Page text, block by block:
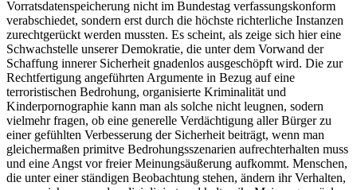
Vorratsdatenspeicherung nicht im Bundestag verfassungskonform
verabschiedet, sondern erst durch die höchste richterliche Instanzen
zurechtgerückt werden mussten. Es scheint, als zeige sich hier eine
Schwachstelle unserer Demokratie, die unter dem Vorwand der
Schaffung innerer Sicherheit gnadenlos ausgeschöpft wird. Die zur
Rechtfertigung angeführten Argumente in Bezug auf eine
terroristischen Bedrohung, organisierte Kriminalität und
Kinderpornographie kann man als solche nicht leugnen, sodern
vielmehr fragen, ob eine generelle Verdächtigung aller Bürger zu
einer gefühlten Verbesserung der Sicherheit beiträgt, wenn man
gleichermaßen primitve Bedrohungsszenarien aufrechterhalten muss
und eine Angst vor freier Meinungsäußerung aufkommt. Menschen,
die unter einer ständigen Beobachtung stehen, ändern ihr Verhalten,